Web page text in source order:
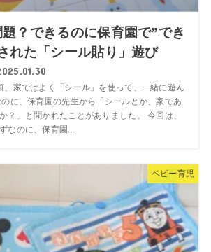
？できるのに保育園で”でき
れた「シール貼り」遊び
、家ではよく「シール」を使って、一緒に遊ん
に、保育園の先生から「シールとか、家であ
？」と聞かれたことがありました。 今回は、
なのに、保育園...
ベビー育児